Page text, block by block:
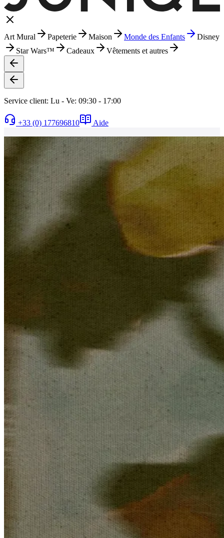
Art Mural Papeterie Maison Monde des Enfants
Disney
Star Wars™
Cadeaux Vêtements et autres
Service client: Lu - Ve: 09:30 - 17:00
+33 (0) 177696810 Aide